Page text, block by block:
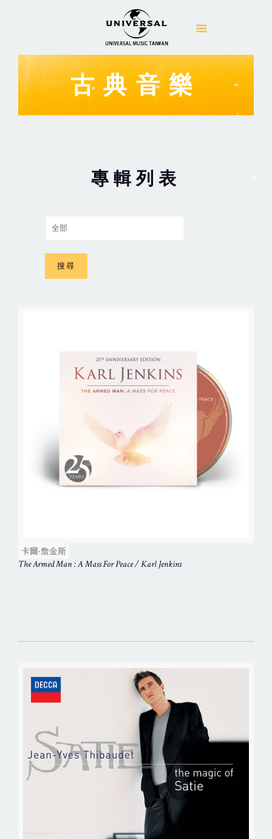
古典音樂
專輯列表
卡爾‧詹金斯
The Armed Man : A Mass For Peace / Karl Jenkins